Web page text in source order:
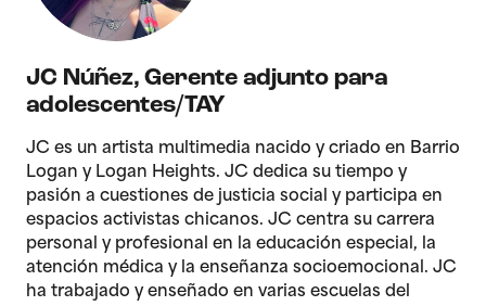
JC Núñez, Gerente adjunto para
adolescentes/TAY
JC es un artista multimedia nacido y criado en Barrio
Logan y Logan Heights. JC dedica su tiempo y
pasión a cuestiones de justicia social y participa en
espacios activistas chicanos. JC centra su carrera
personal y profesional en la educación especial, la
atención médica y la enseñanza socioemocional. JC
ha trabajado y enseñado en varias escuelas del